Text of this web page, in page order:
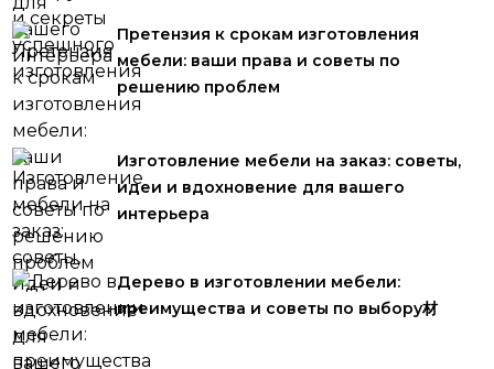
Претензия к срокам изготовления
мебели: ваши права и советы по
решению проблем
Изготовление мебели на заказ: советы,
идеи и вдохновение для вашего
интерьера
Дерево в изготовлении мебели:
преимущества и советы по выбору材